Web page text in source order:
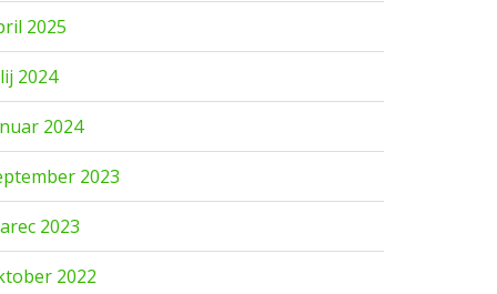
2025
2024
2024
2023
2023
2022